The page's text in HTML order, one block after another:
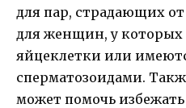
для пар, страдающих
для женщин, у которых
яйцеклетки или
сперматозоидами.
может помочь